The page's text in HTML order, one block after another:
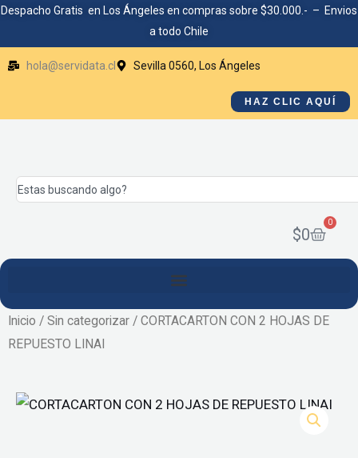
Ir
contenido
Despacho Gratis en Los Ángeles en compras sobre $30.000.- – Envios
a todo Chile
hola@servidata.cl Sevilla 0560, Los Ángeles
HAZ CLIC AQUÍ
Search
$0
0
Cart
Inicio / Sin categorizar / CORTACARTON CON 2 HOJAS DE
REPUESTO LINAI